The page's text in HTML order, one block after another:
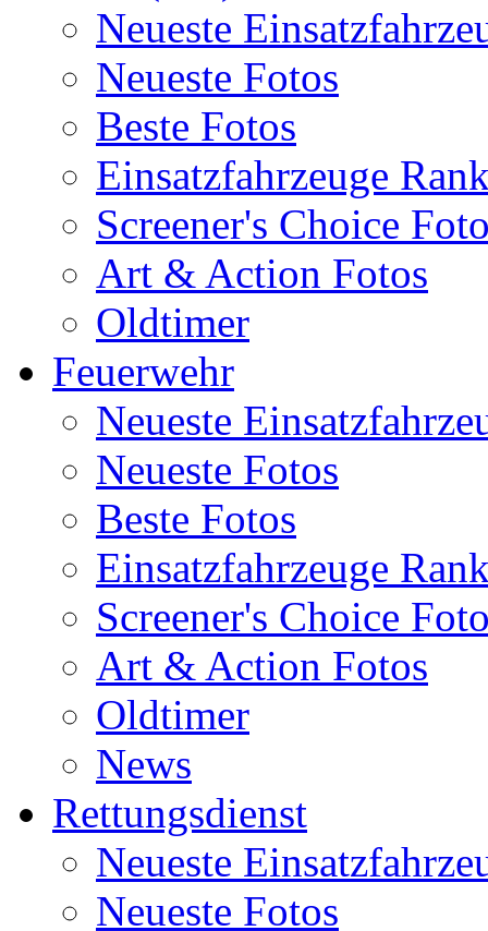
Neueste
Neueste Fotos
Beste Fotos
Einsatzfahrzeuge
Screener's Choice
Art & Action Fotos
Oldtimer
Feuerwehr
Neueste
Neueste Fotos
Beste Fotos
Einsatzfahrzeuge
Screener's Choice
Art & Action Fotos
Oldtimer
News
Rettungsdienst
Neueste
Neueste Fotos